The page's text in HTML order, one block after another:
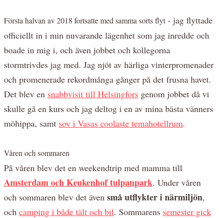
Första halvan av 2018 fortsatte med samma sorts flyt- jag flyttade
officiellt in i min nuvarande lägenhet som jag inredde och
boade in mig i, och även jobbet och kollegorna
stormtrivdes jag med. Jag njöt av härliga vinterpromenader
och promenerade rekordmånga gånger på det frusna havet.
Det blev en snabbvisit till Helsingfors genom jobbet då vi
skulle gå en kurs och jag deltog i en av mina bästa vänners
möhippa, samt sov i Vasas coolaste temahotellrum.
Våren och sommaren
På våren blev det en weekendtrip med mamma till
Amsterdam och Keukenhof tulpanpark. Under våren
och sommaren blev det även små utflykter i närmiljön,
och camping i både tält och bil. Sommarens semester gick